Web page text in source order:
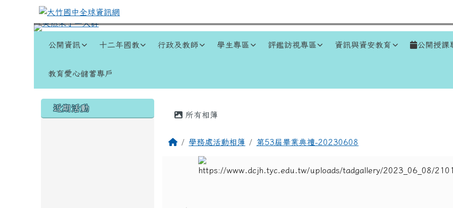
跳至主內容區
大竹國中全球資訊網
公開資訊 十二年國教 行政及教師 學生專區 評鑑訪視專區 資訊與資安教育 公開授課
教育愛心儲蓄專戶
左邊區域內容
近期活動 主內容區域
所有相簿
回首頁學務處活動相簿 第53屆畢業典禮-20230608
頁尾區域